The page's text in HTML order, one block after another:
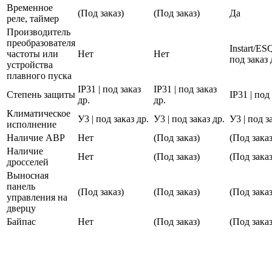
Временное
реле, таймер
(Под заказ) (Под заказ)
Да
Производитель
преобразователя
частоты или
устройства
плавного пуска
Нет Нет
Instart/
под заказ
Степень защиты
IP31 | под заказ
др.
IP31 | под заказ
др.
IP31 | под
Климатическое
исполнение
У3 | под заказ др. У3 | под заказ др. У3 | под
Наличие АВР
Нет (Под заказ)
(Под
Наличие
дросселей
Нет (Под заказ)
(Под
Выносная
панель
управления на
дверцу
(Под заказ) (Под заказ) (Под
Байпас Нет (Под заказ) (Под